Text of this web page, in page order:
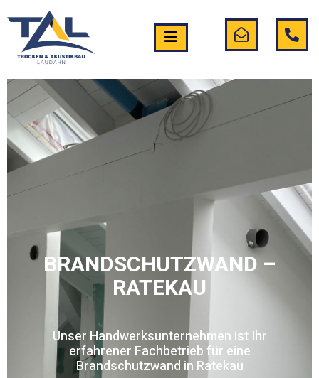
BRANDSCHUTZWAND –
RATEKAU
Unser Handwerksunternehmen ist Ihr
erfahrener Fachbetrieb für eine
Brandschutzwand in Ratekau